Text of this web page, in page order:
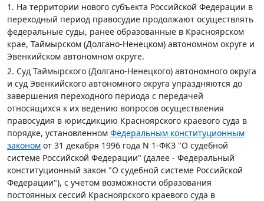
1. На территории нового субъекта Российской Федерации в
переходный период правосудие продолжают осуществлять
федеральные суды, ранее образованные в Красноярском
крае, Таймырском (Долгано-Ненецком) автономном округе и
Эвенкийском автономном округе.
2. Суд Таймырского (Долгано-Ненецкого) автономного округа
и суд Эвенкийского автономного округа упраздняются до
завершения переходного периода с передачей
относящихся к их ведению вопросов осуществления
правосудия в юрисдикцию Красноярского краевого суда в
порядке, установленном Федеральным конституционным
законом от 31 декабря 1996 года N 1-ФКЗ "О судебной
системе Российской Федерации" (далее - Федеральный
конституционный закон "О судебной системе Российской
Федерации"), с учетом возможности образования
постоянных сессий Красноярского краевого суда в